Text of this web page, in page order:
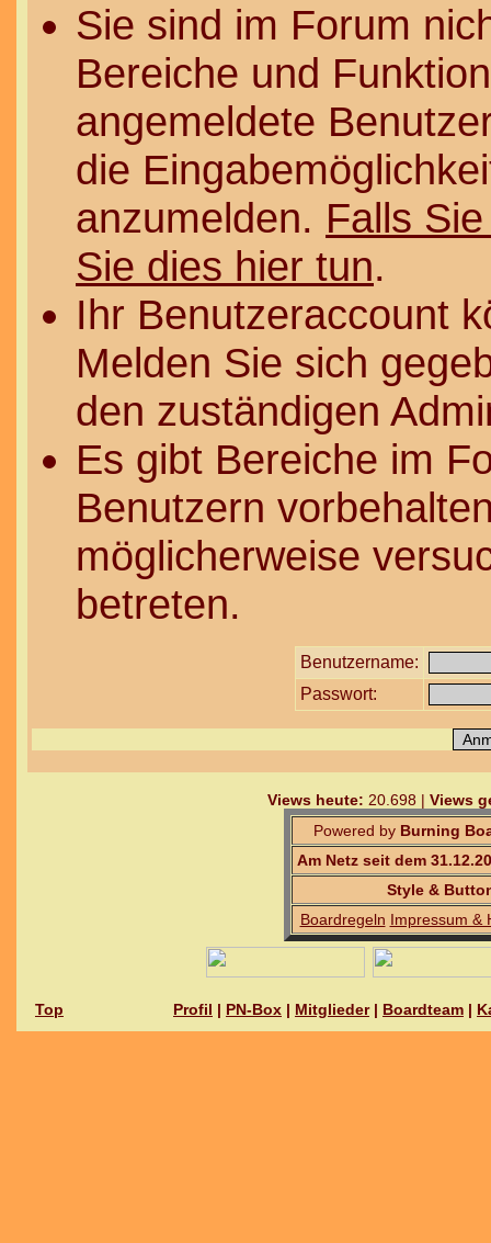
Sie sind im Forum
Bereiche und
angemeldete
die
anzumelden. Falls
Sie dies hier tun.
Ihr Benutzeraccount
Melden Sie sich
den zuständigen
Es gibt Bereiche im
Benutzern
möglicherweise
betreten.
Benutzername:
Passwort:
Views heute: 20.698 | Views
Powered by Burning
Am Netz seit dem
Style &
Boardregeln Impressum &
Top Profil | PN-Box | Mitglieder| Boardteam |